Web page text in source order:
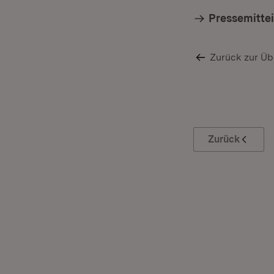
Zurück zur
Zurück